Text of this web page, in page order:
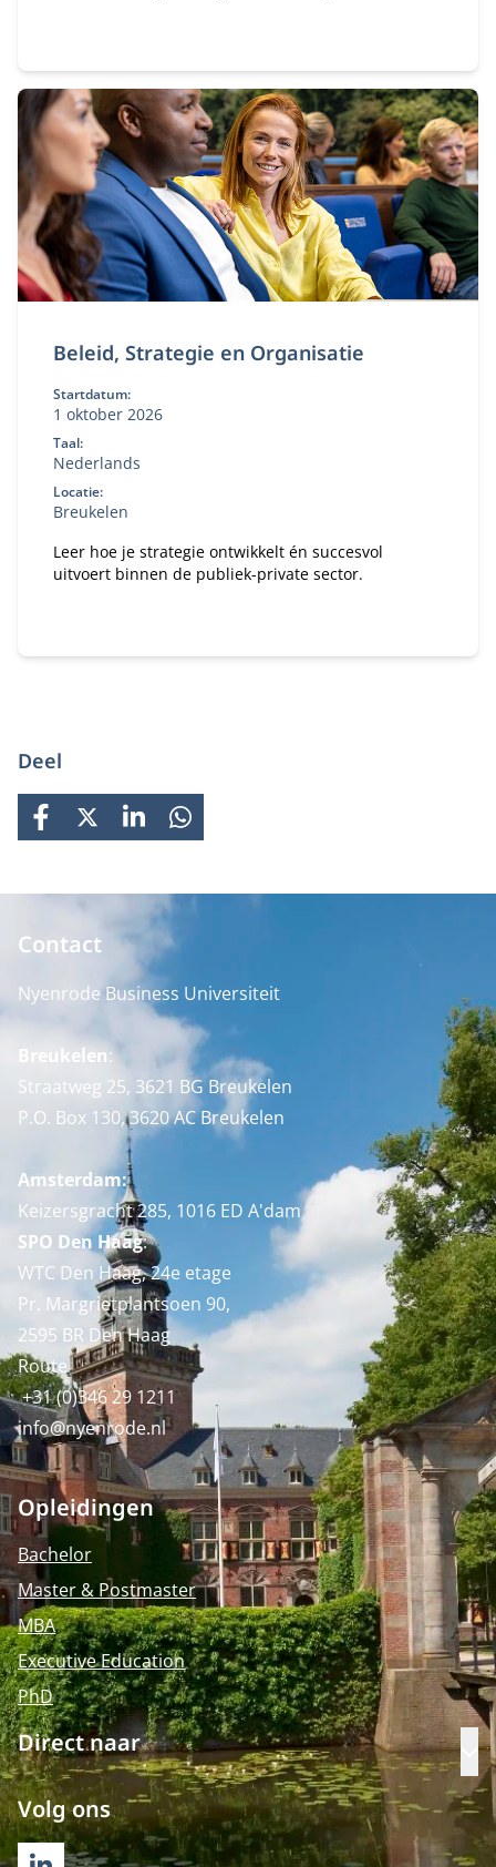
Beleid, Strategie en Organisatie
Startdatum:
1 oktober 2026
Taal:
Nederlands
Locatie:
Breukelen
Leer hoe je strategie ontwikkelt én succesvol
uitvoert binnen de publiek-private sector.
Deel
FACEBOOK
X LINKEDINWHATSAPP
Contact
Nyenrode Business Universiteit
Breukelen:
Straatweg 25, 3621 BG Breukelen
P.O. Box 130, 3620 AC Breukelen
Amsterdam:
Keizersgracht 285, 1016 ED A'dam
SPO Den Haag:
WTC Den Haag, 24e etage
Pr. Margrietplantsoen 90,
2595 BR Den Haag
Route
+31 (0)346 29 1211
info@nyenrode.nl
Opleidingen
Bachelor
Master & Postmaster
MBA
Executive Education
PhD
Direct naar
Volg ons